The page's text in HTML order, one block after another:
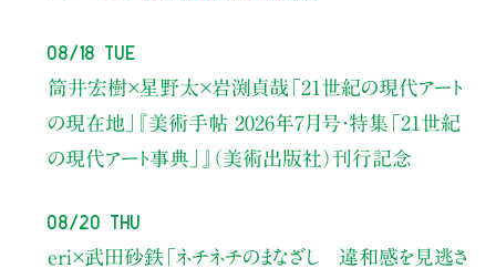
08/18 Tue
筒井宏樹×星野太×岩渕貞哉 「21世紀の現代アート
の現在地」
『美術手帖 2026年7月号・特集「21世紀
の現代アート事典」』（美術出版社）刊行記念
08/20 Thu
eri×武田砂鉄「ネチネチのまなざし 違和感を見逃さ